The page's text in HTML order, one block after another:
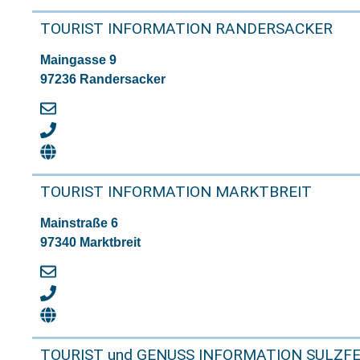
TOURIST INFORMATION RANDERSACKER
Maingasse 9
97236 Randersacker
TOURIST INFORMATION MARKTBREIT
Mainstraße 6
97340 Marktbreit
TOURIST und GENUSS INFORMATION